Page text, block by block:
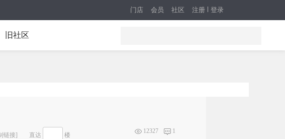
注册 登录
门店 会员 社区
旧社区
链接] 直达 楼
12327 1